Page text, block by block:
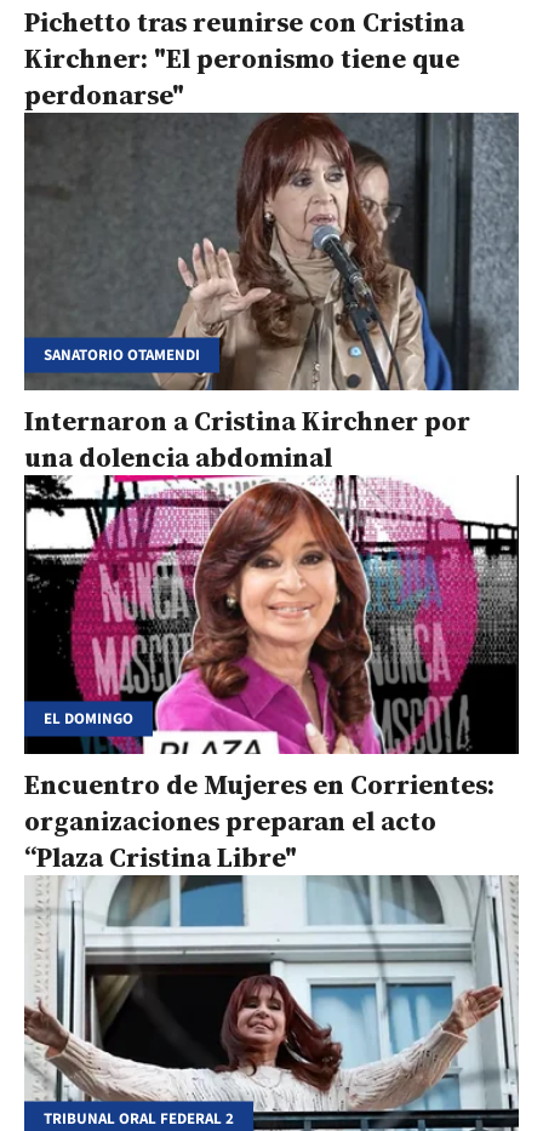
Pichetto tras reunirse con Cristina
Kirchner: "El peronismo tiene que
perdonarse"
SANATORIO OTAMENDI
Internaron a Cristina Kirchner por
una dolencia abdominal
EL DOMINGO
Encuentro de Mujeres en Corrientes:
organizaciones preparan el acto
“Plaza Cristina Libre"
TRIBUNAL ORAL FEDERAL 2